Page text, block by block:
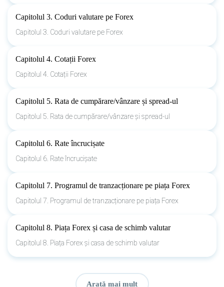
Capitolul 3. Coduri valutare pe Forex
Capitolul 3. Coduri valutare pe Forex
Capitolul 4. Cotații Forex
Capitolul 4. Cotații Forex
Capitolul 5. Rata de cumpărare/vânzare și spread-ul
Capitolul 5. Rata de cumpărare/vânzare și spread-ul
Capitolul 6. Rate încrucișate
Capitolul 6. Rate încrucișate
Capitolul 7. Programul de tranzacționare pe piața Forex
Capitolul 7. Programul de tranzacționare pe piața Forex
Capitolul 8. Piața Forex și casa de schimb valutar
Capitolul 8. Piața Forex și casa de schimb valutar
Arată mai mult